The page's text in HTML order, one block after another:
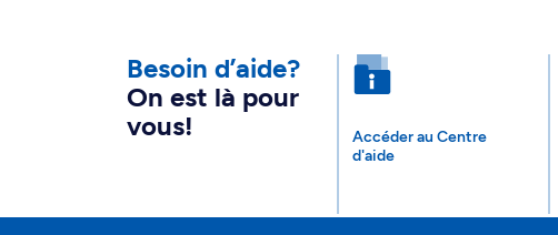
Besoin d’aide?
On est là pour
vous!
Accéder au Centre
d'aide